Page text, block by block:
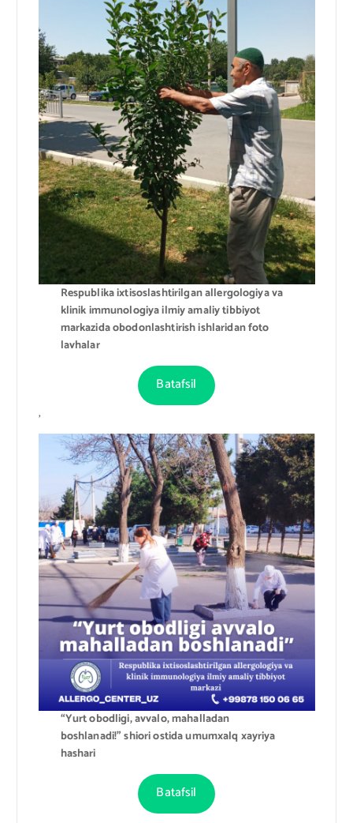
Respublika ixtisoslashtirilgan allergologiya va
klinik immunologiya ilmiy amaliy tibbiyot
markazida obodonlashtirish ishlaridan foto
lavhalar
Batafsil
,
“Yurt obodligi, avvalo, mahalladan
boshlanadi!” shiori ostida umumxalq xayriya
hashari
Batafsil